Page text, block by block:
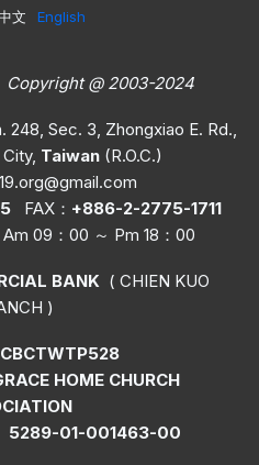
文 English
Copyright @ 2003-2024
248, Sec. 3, Zhongxiao E. Rd.,
Taiwan (R.O.C.)
FAX： +886-2-2775-1711
Am 09：00 ～ Pm 18：00
BANK ( CHIEN KUO
)
HOME CHURCH
5289-01-001463-00